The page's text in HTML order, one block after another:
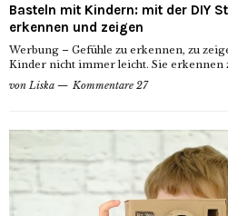
Basteln mit Kindern: mit der DIY
erkennen und zeigen
Werbung – Gefühle zu erkennen, zu
Kinder nicht immer leicht. Sie erkennen
von Liska Kommentare 27